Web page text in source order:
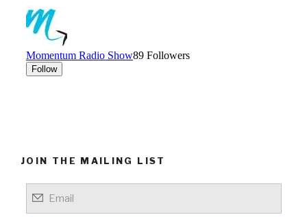
JOIN THE MAILING LIST